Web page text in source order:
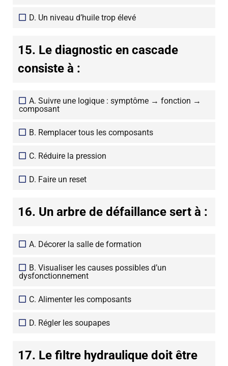
D. Un niveau d’huile trop élevé
15. Le diagnostic en cascade
consiste à :
A. Suivre une logique : symptôme → fonction →
composant
B. Remplacer tous les composants
C. Réduire la pression
D. Faire un reset
16. Un arbre de défaillance sert à :
A. Décorer la salle de formation
B. Visualiser les causes possibles d’un
dysfonctionnement
C. Alimenter les composants
D. Régler les soupapes
17. Le filtre hydraulique doit être